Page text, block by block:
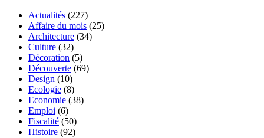
Actualités (227)
Affaire du mois (25)
Architecture (34)
Culture (32)
Décoration (5)
Découverte (69)
Design (10)
Ecologie (8)
Economie (38)
Emploi (6)
Fiscalité (50)
Histoire (92)